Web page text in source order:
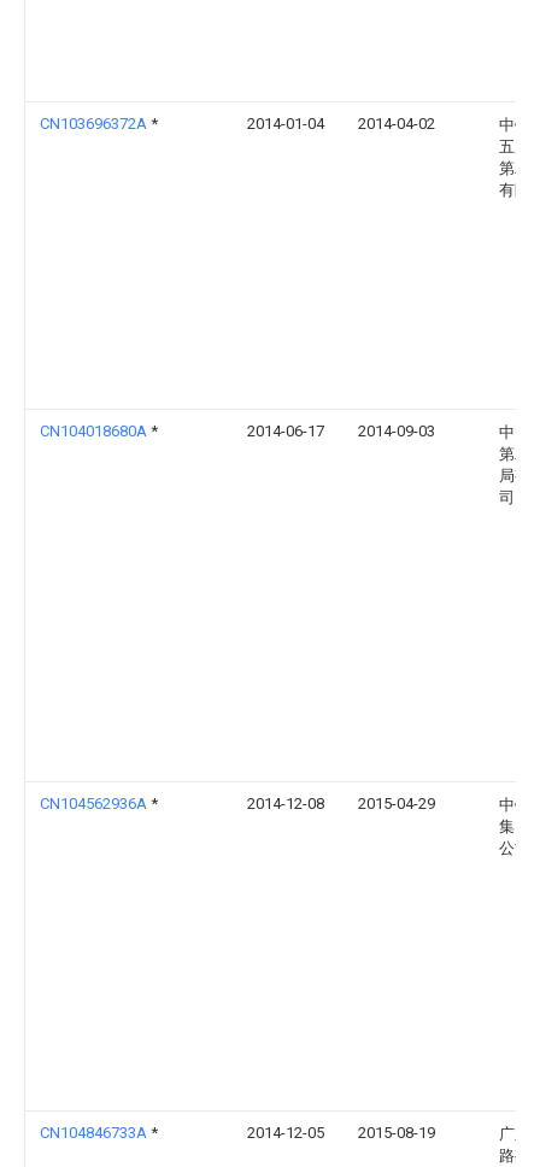
CN103696372A * 2014-01-04 2014-04-02
中铁
五局
第二
有限
CN104018680A * 2014-06-17 2014-09-03
中国
第二
局有
司
CN104562936A * 2014-12-08 2015-04-29
中铁
集团
公司
CN104846733A * 2014-12-05 2015-08-19
广东
路勘